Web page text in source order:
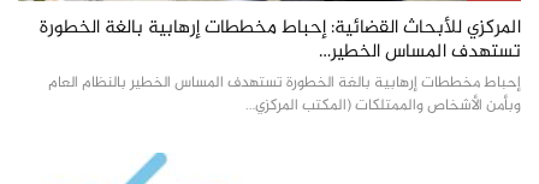
المركزي للأبحاث القضائية: إحباط مخططات إرهابية بالغة الخطورة
تستهدف المساس الخطير…
إحباط مخططات إرهابية بالغة الخطورة تستهدف المساس الخطير بالنظام العام
وبأمن الأشخاص والممتلكات (المكتب المركزي…